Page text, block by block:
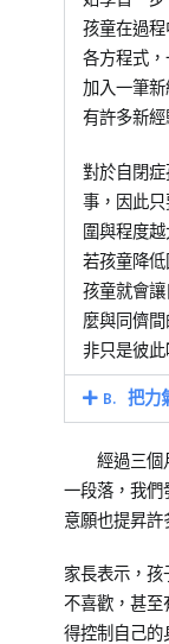
孩童在過
各方程式
加入一筆
有許多新經
對於自閉
事，因此
圍與程度
若孩童降低
孩童就會
麼與同儕
非只是彼此
B. 把力
經過三個月
一段落，我們
意願也提昇許
家長表示，孩
不喜歡，甚至
得控制自己的